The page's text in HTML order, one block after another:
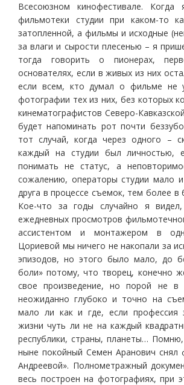
Всесоюзном кинофестивале.
фильмотеки студии при каком-то
затопленной, а фильмы и исходные
за влаги и сырости плесенью – я
тогда говорить о пионерах,
основателях, если в живых из них
если всем, кто думал о фильме не
фотографии тех из них, без которых
кинематографистов Северо-
будет напоминать рот почти
тот случай, когда через одного –
каждый на студии был личностью,
понимать не статус, а
сожалению, операторы студии мало
друга в процессе съемок, тем более
Кое-что за годы случайно я
ежедневных просмотров
ассистентом и монтажером в
Цориевой мы ничего не накопали за
эпизодов, но этого было мало, до
боли» потому, что творец, конечно
свое произведение, но порой не в
неожиданно глубоко и точно на
мало ли как и где, если профессия
жизни чуть ли не на каждый
республики, страны, планеты…
ныне покойный Семен Аранович снял
Андреевой». Полнометражный
весь построен на фотографиях, при